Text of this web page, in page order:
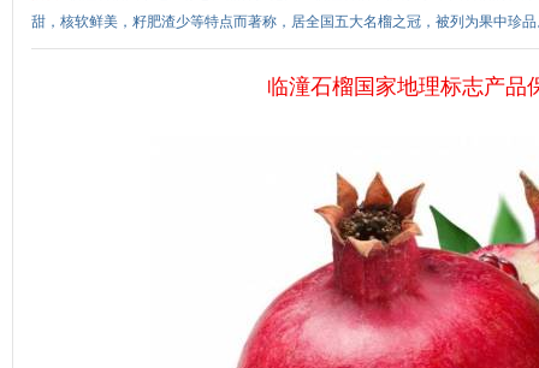
甜，核软鲜美，籽肥渣少等特点而著称，居全国五大名榴之冠，被列为果中珍品
临潼石榴国家地理标志产品